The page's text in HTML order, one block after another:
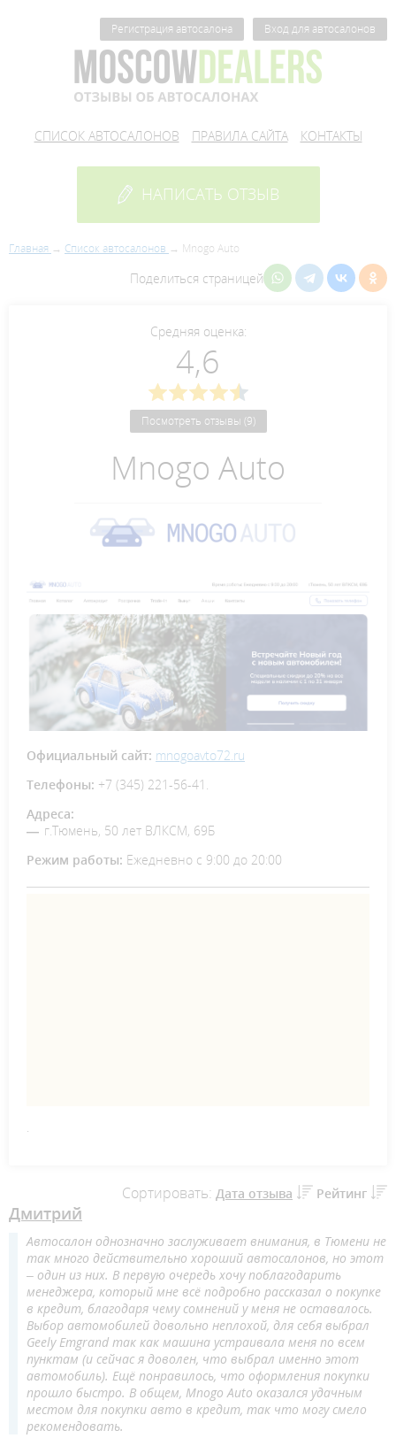
Регистрация автосалона Вход для автосалонов
СПИСОК АВТОСАЛОНОВ ПРАВИЛА САЙТА КОНТАКТЫ
НАПИСАТЬ ОТЗЫВ
Главная Список автосалонов Mnogo Auto
Поделиться страницей
Средняя оценка:
4,6
Посмотреть отзывы (9)
Mnogo Auto
Официальный сайт: mnogoavto72.ru
Телефоны: +7 (345) 221-56-41.
Адреса:
г.Тюмень, 50 лет ВЛКСМ, 69Б
Режим работы: Ежедневно с 9:00 до 20:00
Сортировать: Дата отзыва Рейтинг
Дмитрий
Автосалон однозначно заслуживает внимания, в Тюмени не
так много действительно хороший автосалонов, но этот
– один из них. В первую очередь хочу поблагодарить
менеджера, который мне всё подробно рассказал о покупке
в кредит, благодаря чему сомнений у меня не оставалось.
Выбор автомобилей довольно неплохой, для себя выбрал
Geely Emgrand так как машина устраивала меня по всем
пунктам (и сейчас я доволен, что выбрал именно этот
автомобиль). Ещё понравилось, что оформления покупки
прошло быстро. В общем, Mnogo Auto оказался удачным
местом для покупки авто в кредит, так что могу смело
рекомендовать.